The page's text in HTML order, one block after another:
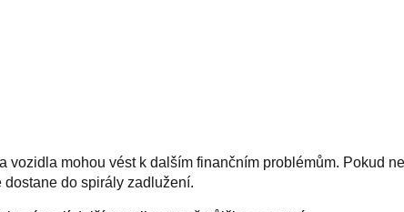
vozidla mohou vést k dalším finančním problémům. Pokud
do spirály zadlužení.